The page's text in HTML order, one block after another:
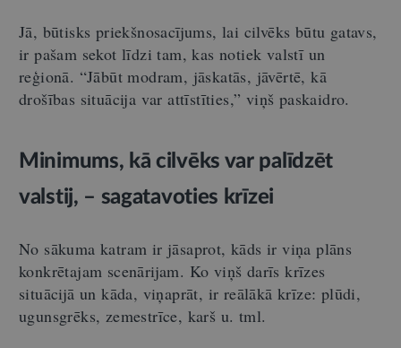
Jā, būtisks priekšnosacījums, lai cilvēks būtu gatavs,
ir pašam sekot līdzi tam, kas notiek valstī un
reģionā. “Jābūt modram, jāskatās, jāvērtē, kā
drošības situācija var attīstīties,” viņš paskaidro.
Minimums, kā cilvēks var palīdzēt
valstij, – sagatavoties krīzei
No sākuma katram ir jāsaprot, kāds ir viņa plāns
konkrētajam scenārijam. Ko viņš darīs krīzes
situācijā un kāda, viņaprāt, ir reālākā krīze: plūdi,
ugunsgrēks, zemestrīce, karš u. tml.